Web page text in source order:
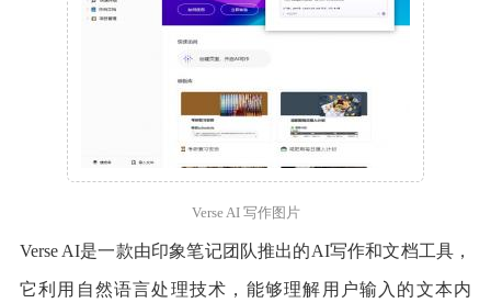
Verse AI 写作图片
Verse AI是一款由印象笔记团队推出的AI写作和文档工具，
它利用自然语言处理技术，能够理解用户输入的文本内